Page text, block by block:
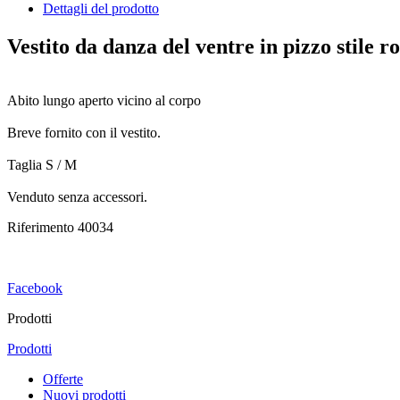
Dettagli del prodotto
Vestito da danza del ventre in pizzo stile
Abito lungo aperto vicino al corpo
Breve fornito con il vestito.
Taglia S / M
Venduto senza accessori.
Riferimento 40034
Facebook
Prodotti
Prodotti
Offerte
Nuovi prodotti